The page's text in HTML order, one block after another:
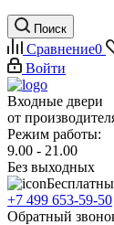
Поиск
Сравнение0
Войти
Входные двери
от
Режим работы:
9.00 - 21.00
Без выходных
+7 499 653-59-50
Обратный